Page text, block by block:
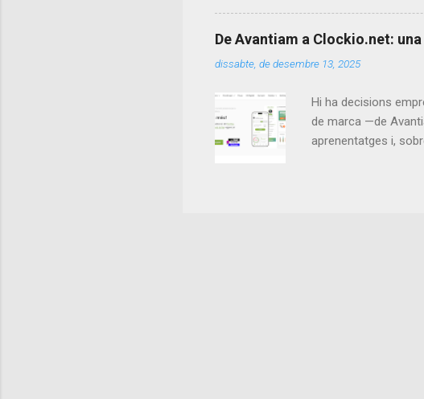
powerful clusters of
. Unlike
environments . The
De Avantiam a Clockio.net:
dissabte, de desembre 13, 2025
Hi ha decisions
de marca —de
aprenentatges i,
Web i Sixtemia no